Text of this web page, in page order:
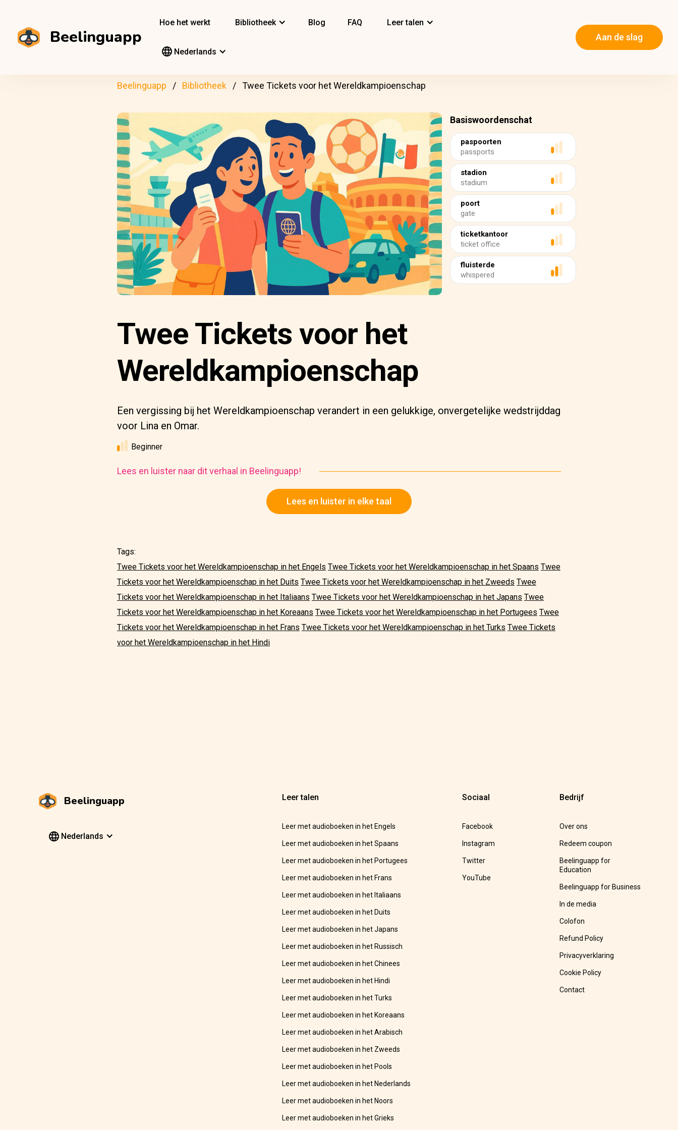
Beelinguapp
Hoe het werkt Bibliotheek Blog FAQ Leer talen
Nederlands
Aan de slag
Beelinguapp Bibliotheek Twee Tickets voor het Wereldkampioenschap
Basiswoordenschat
paspoorten
passports
stadion
stadium
poort
gate
ticketkantoor
ticket office
fluisterde
whispered
Twee Tickets voor het
Wereldkampioenschap
Een vergissing bij het Wereldkampioenschap verandert in een geluk­kige, onvergetelijke wedstrijddag
voor Lina en Omar.
Beginner
Lees en luister naar dit verhaal in Beelinguapp!
Lees en luister in elke taal
Tags:
Twee Tickets voor het Wereldkampioenschap in het Engels Twee Tickets voor het Wereldkampioenschap in het Spaans Twee
Tickets voor het Wereldkampioenschap in het Duits Twee Tickets voor het Wereldkampioenschap in het Zweeds Twee
Tickets voor het Wereldkampioenschap in het Italiaans Twee Tickets voor het Wereldkampioenschap in het Japans Twee
Tickets voor het Wereldkampioenschap in het Koreaans Twee Tickets voor het Wereldkampioenschap in het Portugees Twee
Tickets voor het Wereldkampioenschap in het Frans Twee Tickets voor het Wereldkampioenschap in het Turks Twee Tickets
voor het Wereldkampioenschap in het Hindi
Beelinguapp
Nederlands
Leer talen
Leer met audioboeken in het Engels
Leer met audioboeken in het Spaans
Leer met audioboeken in het Portugees
Leer met audioboeken in het Frans
Leer met audioboeken in het Italiaans
Leer met audioboeken in het Duits
Leer met audioboeken in het Japans
Leer met audioboeken in het Russisch
Leer met audioboeken in het Chinees
Leer met audioboeken in het Hindi
Leer met audioboeken in het Turks
Leer met audioboeken in het Koreaans
Leer met audioboeken in het Arabisch
Leer met audioboeken in het Zweeds
Leer met audioboeken in het Pools
Leer met audioboeken in het Nederlands
Leer met audioboeken in het Noors
Leer met audioboeken in het Grieks
Sociaal
Facebook
Instagram
Twitter
YouTube
Bedrijf
Over ons
Redeem coupon
Beelinguapp for
Education
Beelinguapp for Business
In de media
Colofon
Refund Policy
Privacyverklaring
Cookie Policy
Contact